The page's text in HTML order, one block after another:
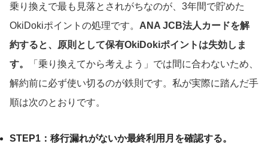
乗り換えで最も見落とされがちなのが、3年間で貯めた
OkiDokiポイントの処理です。 ANA JCB法人カードを解
約すると、原則として保有OkiDokiポイントは失効しま
す。
「乗り換えてから考えよう」では間に合わないため、
解約前に必ず使い切るのが鉄則です。私が実際に踏んだ手
順は次のとおりです。
STEP1：移行漏れがないか最終利用月を確認する。